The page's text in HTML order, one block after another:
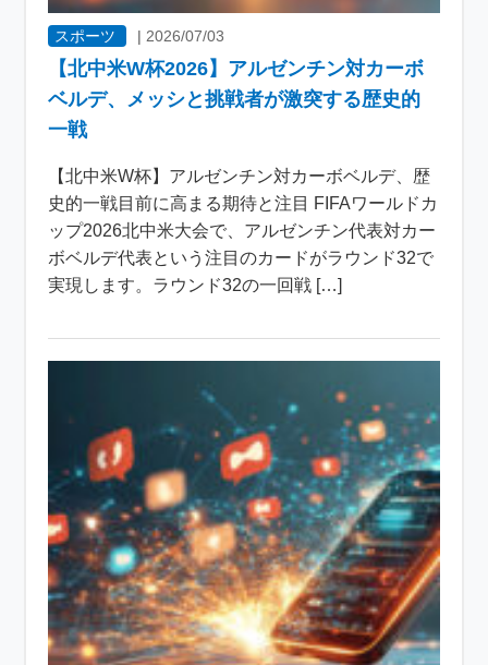
スポーツ | 2026/07/03
【北中米W杯2026】アルゼンチン対カーボ
ベルデ、メッシと挑戦者が激突する歴史的
一戦
【北中米W杯】アルゼンチン対カーボベルデ、歴
史的一戦目前に高まる期待と注目 FIFAワールドカ
ップ2026北中米大会で、アルゼンチン代表対カー
ボベルデ代表という注目のカードがラウンド32で
実現します。ラウンド32の一回戦 […]